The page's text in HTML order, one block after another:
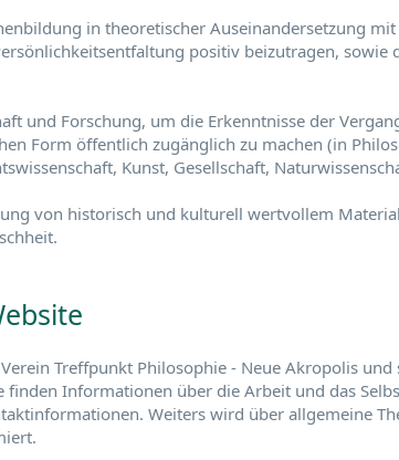
in theoretischer Auseinandersetzung
positiv beizutragen, sowie
und Forschung, um die Erkenntnisse der
Form öffentlich zugänglich zu machen (in
Kunst, Gesellschaft,
von historisch und kulturell wertvollem
Treffpunkt Philosophie - Neue Akropolis
Informationen über die Arbeit und das
Weiters wird über allgemeine